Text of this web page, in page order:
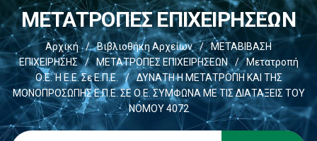
ΜΕΤΑΤΡΟΠΕΣ ΕΠΙΧΕΙΡΗΣΕΩΝ
Αρχική / Βιβλιοθήκη Αρχείων /
ΜΕΤΑΒΙΒΑΣΗ
ΕΠΙΧΕIΡΗΣΗΣ
/ ΜΕΤΑΤΡΟΠΕΣ ΕΠΙΧΕΙΡΗΣΕΩΝ /
Μετατροπή
Ο.Ε. Ή Ε.Ε. Σε Ε.Π.Ε.
/
ΔΥΝΑΤΗ Η ΜΕΤΑΤΡΟΠΗ ΚΑΙ ΤΗΣ
ΜΟΝΟΠΡΟΣΩΠΗΣ Ε.Π.Ε. ΣΕ Ο.Ε. ΣΥΜΦΩΝΑ ΜΕ ΤΙΣ ΔΙΑΤΑΞΕΙΣ ΤΟΥ
ΝΟΜΟΥ 4072